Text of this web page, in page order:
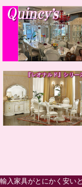
輸入家具がとにかく安い